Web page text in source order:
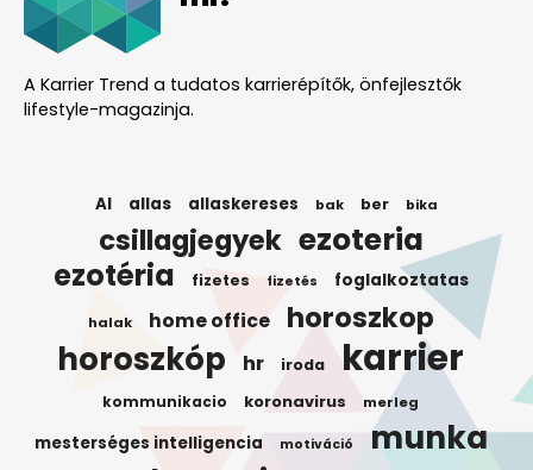
A Karrier Trend a tudatos karrierépítők, önfejlesztők
lifestyle-magazinja.
AI allas allaskereses bak ber bika
csillagjegyek ezoteria
ezotéria fizetes fizetés foglalkoztatas
halak home office horoszkop
horoszkóp hr iroda karrier
kommunikacio koronavirus merleg
mesterséges intelligencia motiváció munka